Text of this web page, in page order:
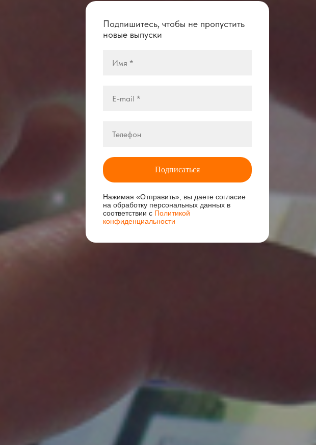
Подпишитесь, чтобы не пропустить
новые выпуски
Подписаться
Нажимая «Отправить», вы даете согласие
на обработку персональных данных в
соответствии с Политикой
конфиденциальности